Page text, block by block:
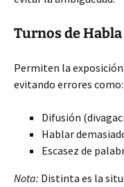
Turnos de Habla
Permiten la
evitando errores como:
Difusión
Hablar
Escasez de
Nota: Distinta es la